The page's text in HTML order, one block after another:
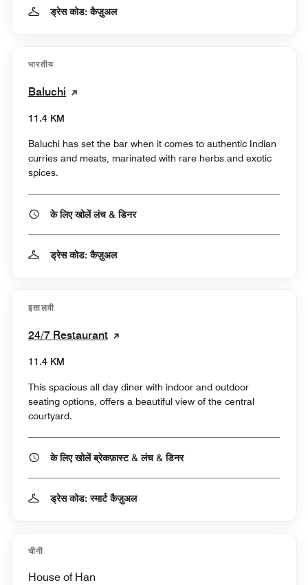
ड्रेस कोड: कैज़ुअल
भारतीय
Baluchi
11.4 KM
Baluchi has set the bar when it comes to authentic Indian
curries and meats, marinated with rare herbs and exotic
spices.
के लिए खोलें लंच & डिनर
ड्रेस कोड: कैज़ुअल
इतालवी
24/7 Restaurant
11.4 KM
This spacious all day diner with indoor and outdoor
seating options, offers a beautiful view of the central
courtyard.
के लिए खोलें ब्रेकफ़ास्ट & लंच & डिनर
ड्रेस कोड: स्मार्ट कैज़ुअल
चीनी
House of Han